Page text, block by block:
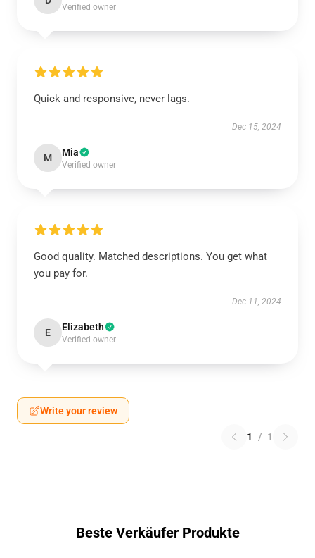
Verified owner
Quick and responsive, never lags.
Dec 15, 2024
M Mia
Verified owner
Good quality. Matched descriptions. You get what
you pay for.
Dec 11, 2024
E Elizabeth
Verified owner
Write your review
1 / 1
Beste Verkäufer Produkte